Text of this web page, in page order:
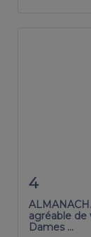
4
agréable de
Dames …